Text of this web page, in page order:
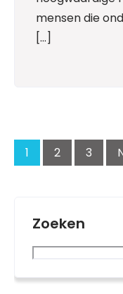
mensen die
[…]
navigation
1 2 3
Zoeken